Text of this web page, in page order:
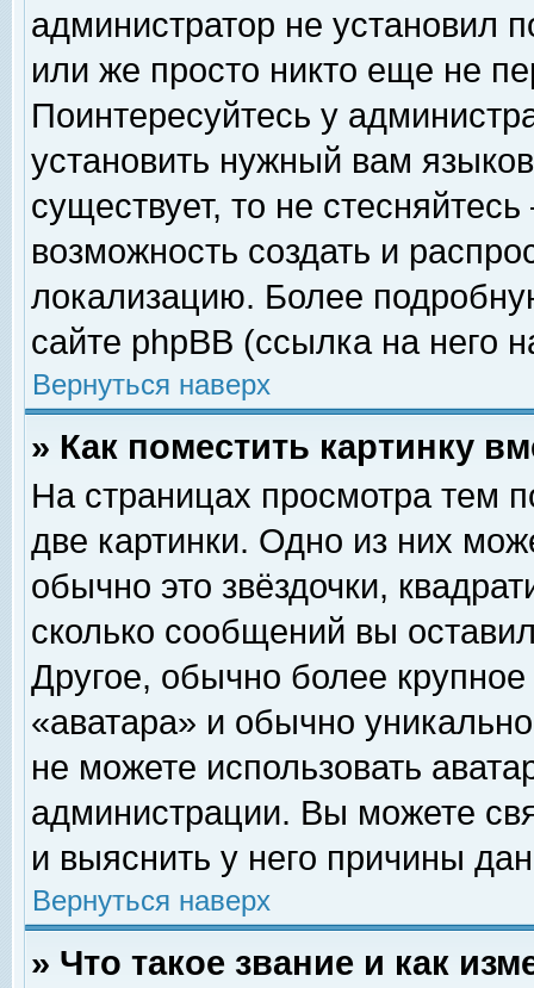
администратор не установил
или же просто никто еще не
Поинтересуйтесь у
установить нужный вам
существует, то не
возможность создать и
локализацию. Более
сайте phpBB (ссылка на него
Вернуться наверх
» Как поместить картинку
На страницах просмотра тем
две картинки. Одно из них
обычно это звёздочки,
сколько сообщений вы
Другое, обычно более
«аватара» и обычно
не можете использовать
администрации. Вы можете
и выяснить у него причины
Вернуться наверх
» Что такое звание и как